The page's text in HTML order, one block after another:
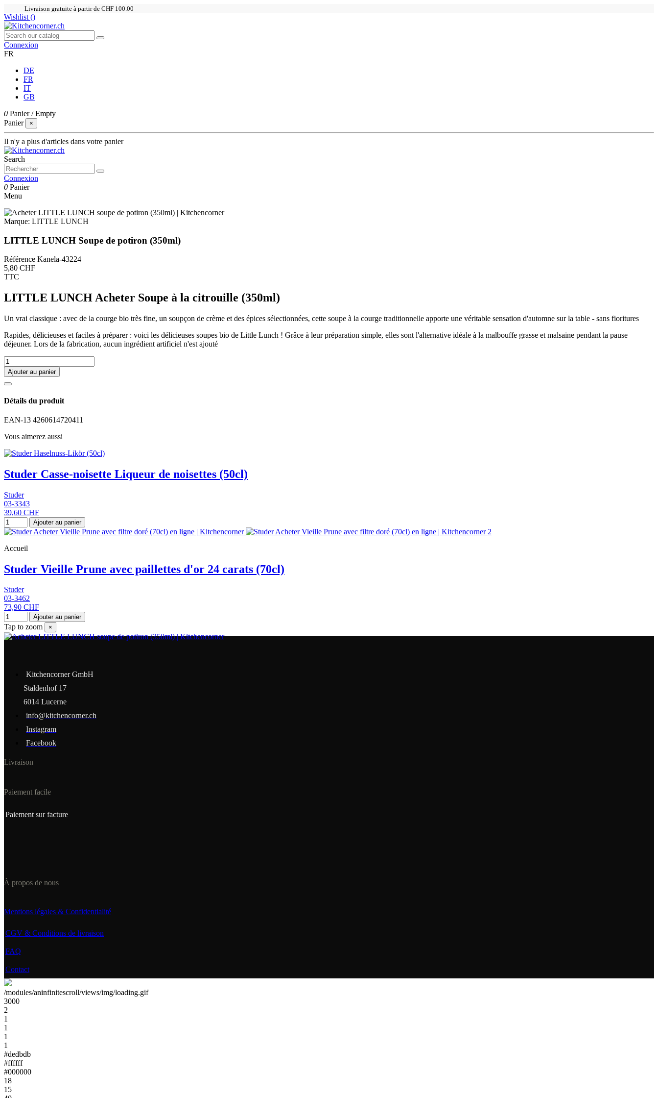
Livraison gratuite à partir de CHF 100.00
Wishlist ()
Connexion
FR
DE
FR
IT
GB
0 Panier /Empty
Panier
×
Il n'y a plus d'articles dans votre panier
Search
Connexion
0 Panier
Menu
Marque: LITTLE LUNCH
LITTLE LUNCH Soupe de potiron (350ml)
Référence Kanela-43224
5,80 CHF
TTC
LITTLE LUNCH Acheter Soupe à la citrouille (350ml)
Un vrai classique : avec de la courge bio très fine, un soupçon de crème et des épices sélectionnées, cette soupe à la courge traditionnelle apporte une véritable sensation d'automne sur la table - sans fioritures
Rapides, délicieuses et faciles à préparer : voici les délicieuses soupes bio de Little Lunch ! Grâce à leur préparation simple, elles sont l'alternative idéale à la malbouffe grasse et malsaine pendant la pause
déjeuner. Lors de la fabrication, aucun ingrédient artificiel n'est ajouté
Ajouter au panier
Détails du produit
EAN-13 4260614720411
Vous aimerez aussi
Studer Casse-noisette Liqueur de noisettes (50cl)
Studer
03-3343
39,60 CHF
Ajouter au panier
Accueil
Studer Vieille Prune avec paillettes d'or 24 carats (70cl)
Studer
03-3462
73,90 CHF
Ajouter au panier
Tap to zoom ×
Kitchencorner GmbH
Staldenhof 17
6014 Lucerne
info@kitchencorner.ch
Instagram
Facebook
Livraison
Paiement facile
Paiement sur facture
À propos de nous
Mentions légales & Confidentialité
CGV & Conditions de livraison
FAQ
Contact
/modules/aninfinitescroll/views/img/loading.gif
3000
2
1
1
1
1
#dedbdb
#ffffff
#000000
18
15